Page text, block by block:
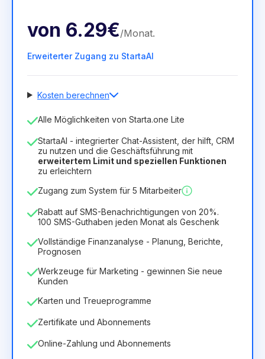
von 6.29€/Monat.
Erweiterter Zugang zu StartaAI
Kosten berechnen
Anzahl der Mitarbeiter
Dauer der Lizenz
12 Months(Rabatt -25%) Vorteilhaft
8.99€ 6.29€ /Monat
Alle Möglichkeiten von Starta.one Lite
StartaAI - integrierter Chat-Assistent, der hilft, CRM
zu nutzen und die Geschäftsführung mit
erweitertem Limit und speziellen Funktionen
zu erleichtern
Zugang zum System für 5 Mitarbeiter
Rabatt auf SMS-Benachrichtigungen von 20%.
100 SMS-Guthaben jeden Monat als Geschenk
Vollständige Finanzanalyse - Planung, Berichte,
Prognosen
Werkzeuge für Marketing - gewinnen Sie neue
Kunden
Karten und Treueprogramme
Zertifikate und Abonnements
Online-Zahlung und Abonnements